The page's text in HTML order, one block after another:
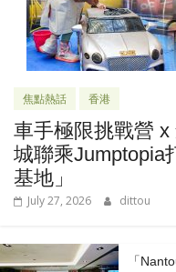
焦點熱話 香港
車手極限挑戰營
城聯乘Jumptopia
基地」
July 27, 2026 dittou
「